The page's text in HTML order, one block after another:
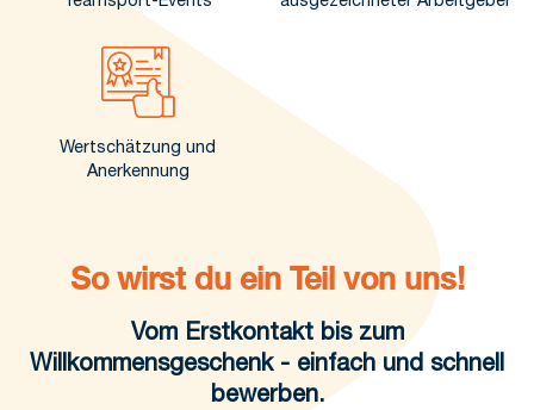
Wertschätzung und
Anerkennung
So wirst du ein Teil von uns!
Vom Erstkontakt bis zum
Willkommensgeschenk - einfach und schnell
bewerben.